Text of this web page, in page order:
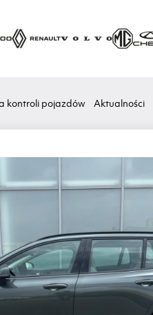
kontroli pojazdów Aktualności